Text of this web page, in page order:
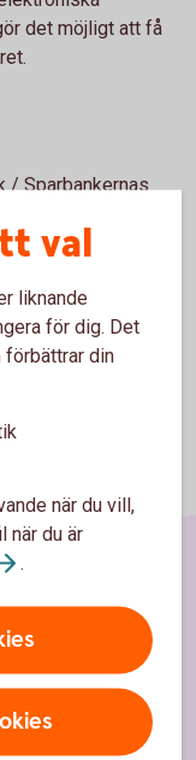
det möjligt att få
/ Sparbankernas
val
liknande
för dig. Det
förbättrar din
när du vill,
när du är
.